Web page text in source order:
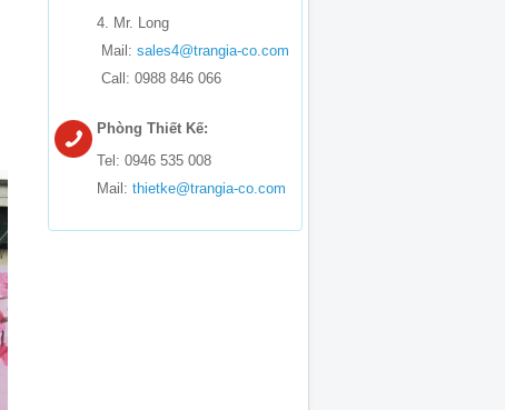
4. Mr. Long
Mail: sales4@trangia-co.com
Call: 0988 846 066
Phòng Thiết Kế:
Tel: 0946 535 008
Mail: thietke@trangia-co.com